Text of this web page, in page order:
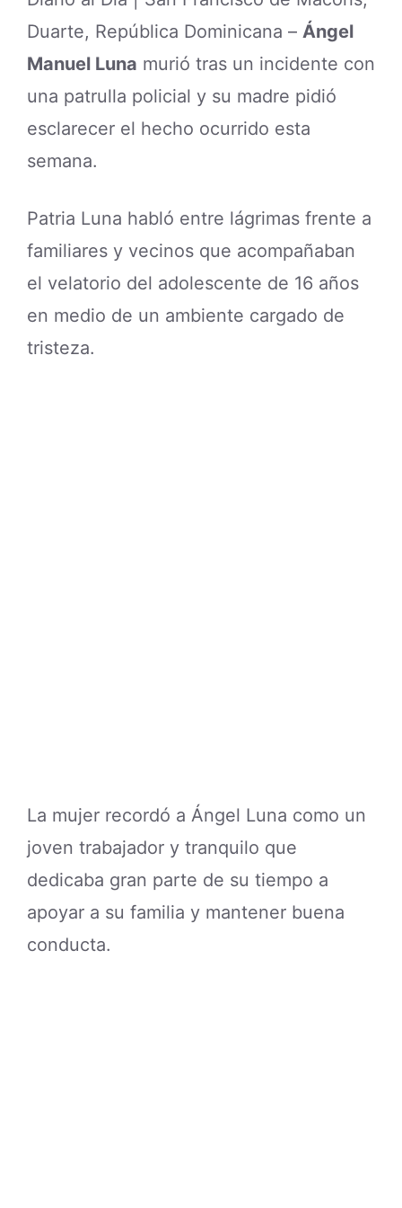
Duarte, República Dominicana – Ángel
Manuel Luna murió tras un incidente con
una patrulla policial y su madre pidió
esclarecer el hecho ocurrido esta
semana.
Patria Luna habló entre lágrimas frente a
familiares y vecinos que acompañaban
el velatorio del adolescente de 16 años
en medio de un ambiente cargado de
tristeza.
La mujer recordó a Ángel Luna como un
joven trabajador y tranquilo que
dedicaba gran parte de su tiempo a
apoyar a su familia y mantener buena
conducta.